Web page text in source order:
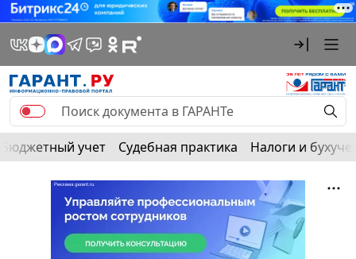
Бюджетный учет Судебная практика Налоги и